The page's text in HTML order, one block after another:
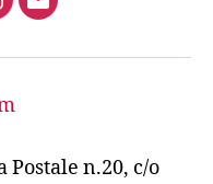
Email
n.20, c/o